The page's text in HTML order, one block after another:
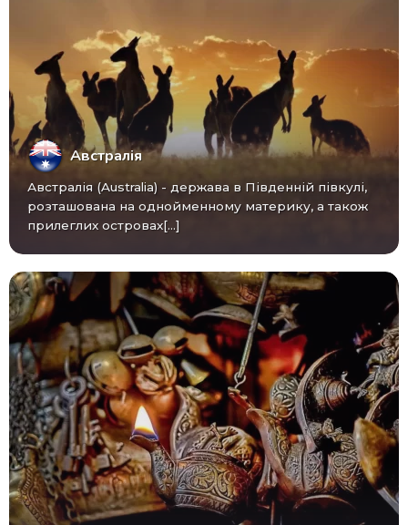
Австралія
Австралія (Australia) - ​​держава в Південній півкулі,
розташована на однойменному материку, а також
прилеглих островах[...]